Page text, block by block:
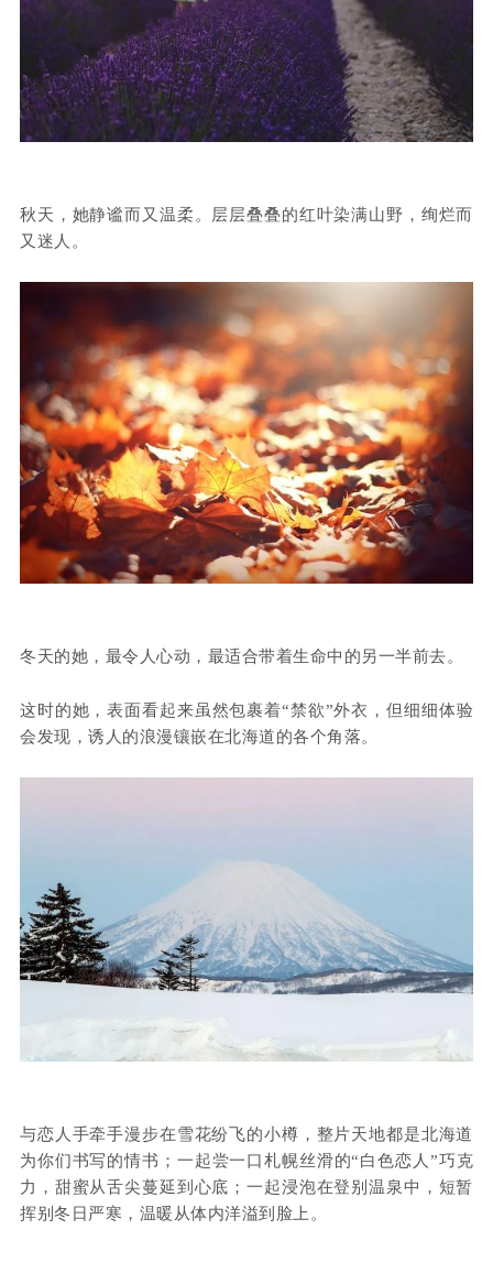
秋天，她静谧而又温柔。层层叠叠的红叶染满山野，绚烂而
又迷人。
冬天的她，最令人心动，最适合带着生命中的另一半前去。
这时的她，表面看起来虽然包裹着“禁欲”外衣，但细细体验
会发现，诱人的浪漫镶嵌在北海道的各个角落。
与恋人手牵手漫步在雪花纷飞的小樽，整片天地都是北海道
为你们书写的情书；一起尝一口札幌丝滑的“白色恋人”巧克
力，甜蜜从舌尖蔓延到心底；一起浸泡在登别温泉中，短暂
挥别冬日严寒，温暖从体内洋溢到脸上。